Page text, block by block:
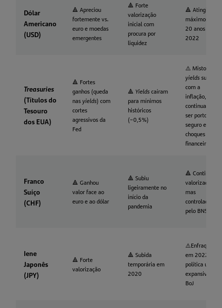
Dólar
Americano
(USD)
🔺 Apreciou
fortemente vs.
euro e moedas
emergentes
🔺 Forte
valorização
inicial com
procura por
liquidez
🔺 Atingiu
máximos de
20 anos em
2022
Treasuries
(Títulos do
Tesouro
dos EUA)
🔺 Fortes
ganhos (queda
nasyields) com
cortes
agressivos da
Fed
🔺 Yieldscaíram
para mínimos
históricos
(~0,5%)
⚠️ Misto:
yieldssubiram
com a
inflação, mas
continuaram a
ser porto
seguro em
choques
financeiros
Franco
Suíço
(CHF)
🔺 Ganhou
valor face ao
euro e ao dólar
🔺 Subiu
ligeiramente no
início da
pandemia
🔺 Continuou
valorizado,
mas
controlado
pelo BNS
Iene
Japonês
(JPY)
🔺 Forte
valorização
🔺 Subida
temporária em
2020
⚠️Enfraqueceu
em 2022 com
política ultra
expansiva do
BoJ